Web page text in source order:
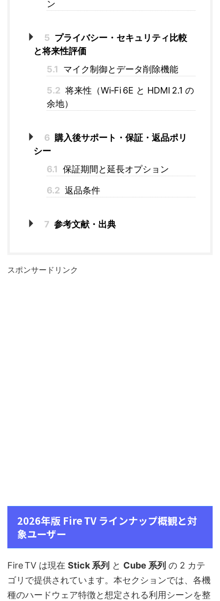
ン
5 プライバシー・セキュリティ比較
と将来性評価
5.1
マイク制御とデータ削除機能
5.2 将来性（Wi‑Fi 6E と HDMI 2.1 の
余地）
6 購入後サポート・保証・返品ポリ
シー
6.1 保証期間と延長オプション
6.2 返品条件
7 参考文献・出典
スポンサードリンク
2026年版 Fire TV ラインナップ概観と対
象ユーザー
Fire TV は現在 Stick 系列 と Cube 系列 の 2 カテ
ゴリで提供されています。本セクションでは、各機
種のハードウェア特徴と想定される利用シーンを整